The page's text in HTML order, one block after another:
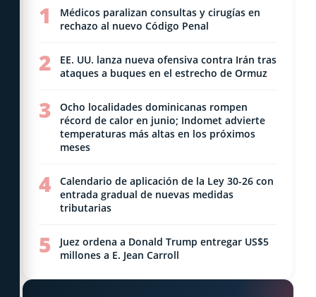
1
Médicos paralizan consultas y cirugías en
rechazo al nuevo Código Penal
2
EE. UU. lanza nueva ofensiva contra Irán tras
ataques a buques en el estrecho de Ormuz
3
Ocho localidades dominicanas rompen
récord de calor en junio; Indomet advierte
temperaturas más altas en los próximos
meses
4
Calendario de aplicación de la Ley 30-26 con
entrada gradual de nuevas medidas
tributarias
5
Juez ordena a Donald Trump entregar US$5
millones a E. Jean Carroll